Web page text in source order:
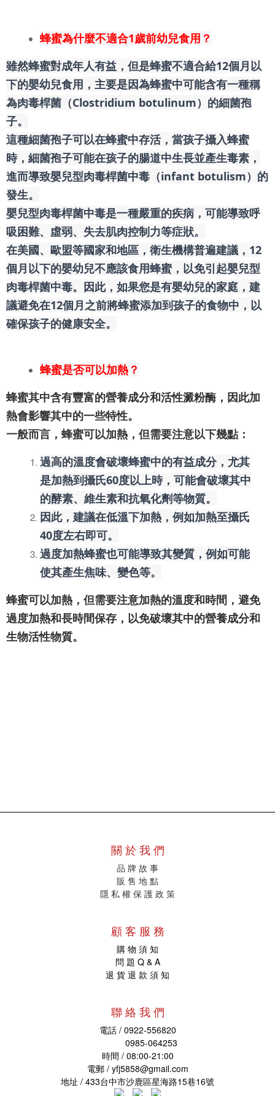
蜂蜜為什麼不適合1歲前幼兒食用？
雖然蜂蜜對成年人有益，但是蜂蜜不適合給12個月以
下的嬰幼兒食用，主要是因為蜂蜜中可能含有一種稱
為肉毒桿菌（Clostridium botulinum）的細菌孢
子。
這種細菌孢子可以在蜂蜜中存活，當孩子攝入蜂蜜
時，細菌孢子可能在孩子的腸道中生長並產生毒素，
進而導致嬰兒型肉毒桿菌中毒（infant botulism）的
發生。
嬰兒型肉毒桿菌中毒是一種嚴重的疾病，可能導致呼
吸困難、虛弱、失去肌肉控制力等症狀。
在美國、歐盟等國家和地區，衛生機構普遍建議，12
個月以下的嬰幼兒不應該食用蜂蜜，以免引起嬰兒型
肉毒桿菌中毒。因此，如果您是有嬰幼兒的家庭，建
議避免在12個月之前將蜂蜜添加到孩子的食物中，以
確保孩子的健康安全。
蜂蜜是否可以加熱？
蜂蜜其中含有豐富的營養成分和活性澱粉酶，因此加
熱會影響其中的一些特性。
一般而言，蜂蜜可以加熱，但需要注意以下幾點：
過高的溫度會破壞蜂蜜中的有益成分，尤其
是加熱到攝氏60度以上時，可能會破壞其中
的酵素、維生素和抗氧化劑等物質。
因此，建議在低溫下加熱，例如加熱至攝氏
40度左右即可。
過度加熱蜂蜜也可能導致其變質，例如可能
使其產生焦味、變色等。
蜂蜜可以加熱，但需要注意加熱的溫度和時間，避免
過度加熱和長時間保存，以免破壞其中的營養成分和
生物活性物質。
關 於 我 們
品 牌 故 事
販 售 地 點
隱 私 權 保 護 政 策
顧 客 服 務
購 物 須 知
問 題 Q & A
退 貨 退 款 須 知
聯 絡 我 們
電話 / 0922-556820
0985-064253
時間 / 08:00-21:00
電郵 / yfj5858@gmail.com
地址 / 433台中市沙鹿區星海路15巷16號